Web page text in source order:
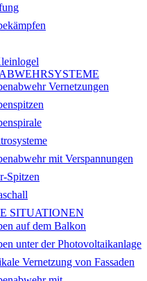
Vernetzungen
mit Verspannungen
Spitzen
SITUATIONEN
auf dem Balkon
unter der Photovoltaikanlage
Vernetzung von Fassaden